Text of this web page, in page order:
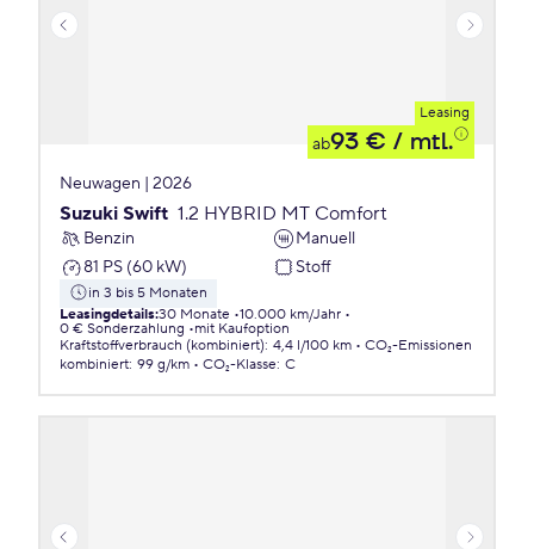
Leasing
ab93 € / mtl.
Neuwagen | 2026
Suzuki Swift 1.2 HYBRID MT Comfort
Benzin
Manuell
81 PS (60 kW)
Stoff
in 3 bis 5 Monaten
Leasingdetails:30 Monate 10.000 km/Jahr
0 € Sonderzahlung
mit Kaufoption
Kraftstoffverbrauch (kombiniert): 4,4 l/100 km
CO₂-Emissionen
kombiniert: 99 g/km CO₂-Klasse: C